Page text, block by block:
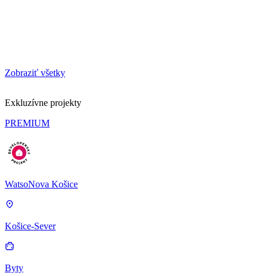
Zobraziť všetky
Exkluzívne projekty
PREMIUM
WatsoNova Košice
Košice-Sever
Byty